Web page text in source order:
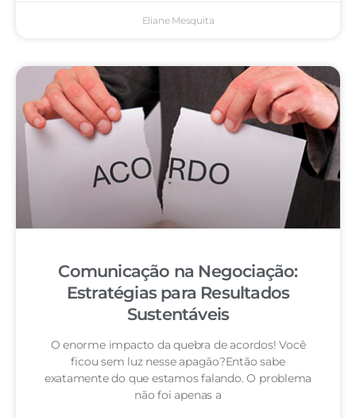
Eliane Mesquita
Comunicação na Negociação:
Estratégias para Resultados
Sustentáveis
O enorme impacto da quebra de acordos! Você
ficou sem luz nesse apagão?Então sabe
exatamente do que estamos falando. O problema
não foi apenas a